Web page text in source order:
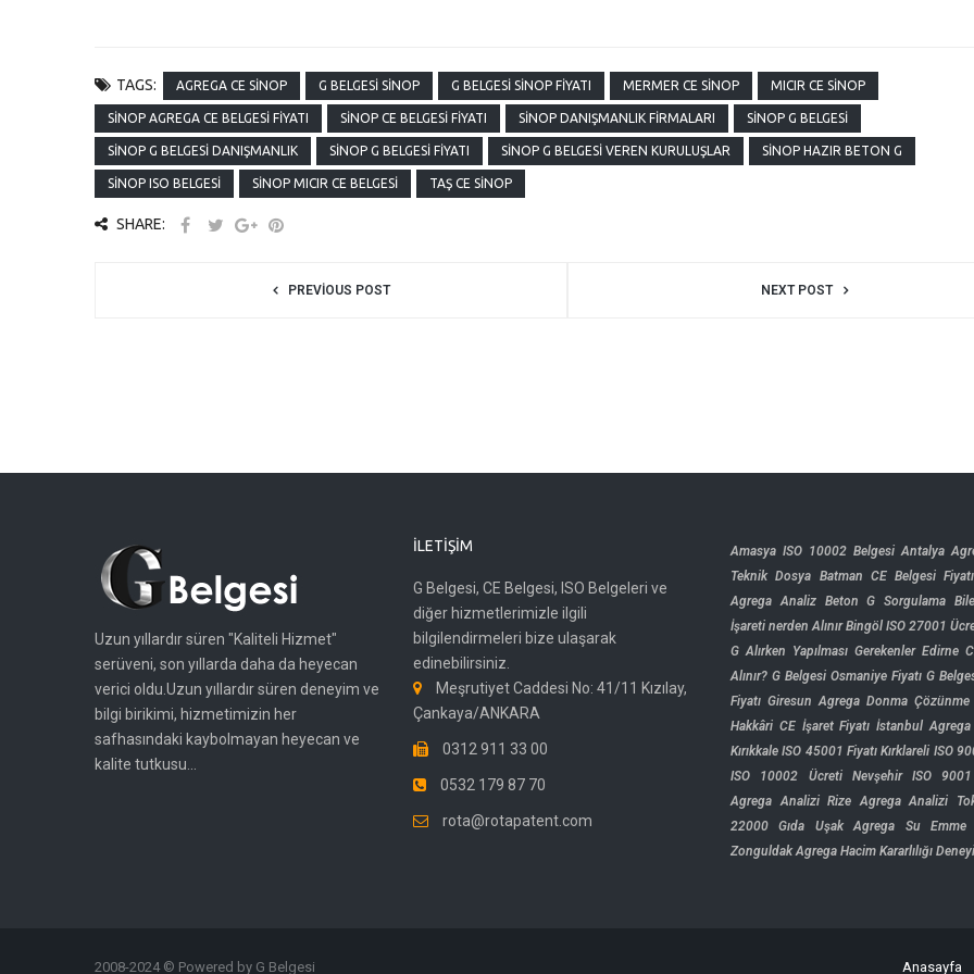
TAGS: AGREGA CE SINOP G BELGESI SINOP G BELGESI SINOP FIYATI MERMER CE SINOP MICIR CE SINOP
SINOP AGREGA CE BELGESI FIYATI SINOP CE BELGESI FIYATI SINOP DANIŞMANLIK FIRMALARI SINOP G BELGESI
SINOP G BELGESI DANIŞMANLIK SINOP G BELGESI FIYATI SINOP G BELGESI VEREN KURULUŞLAR SINOP HAZIR BETON G
SINOP ISO BELGESI SINOP MICIR CE BELGESI TAŞ CE SINOP
SHARE:
PREVIOUS POST NEXT POST
Uzun yıllardır süren "Kaliteli Hizmet"
serüveni, son yıllarda daha da heyecan
verici oldu.Uzun yıllardır süren deneyim ve
bilgi birikimi, hizmetimizin her
safhasındaki kaybolmayan heyecan ve
kalite tutkusu...
İLETIŞIM
G Belgesi, CE Belgesi, ISO Belgeleri ve
diğer hizmetlerimizle ilgili
bilgilendirmeleri bize ulaşarak
edinebilirsiniz.
Meşrutiyet Caddesi No: 41/11 Kızılay,
Çankaya/ANKARA
0312 911 33 00
0532 179 87 70
rota@rotapatent.com
Amasya ISO 10002 Belgesi Antalya
Teknik Dosya Batman CE Belgesi Fiyatı
Agrega Analiz Beton G Sorgulama
İşareti nerden Alınır Bingöl ISO 27001
G Alırken Yapılması Gerekenler Edirne
Alınır? G Belgesi Osmaniye Fiyatı G
Fiyatı Giresun Agrega Donma Çözünme
Hakkâri CE İşaret Fiyatı İstanbul
Kırıkkale ISO 45001 Fiyatı Kırklareli ISO
ISO 10002 Ücreti
Nevşehir ISO 9001
Agrega Analizi Rize Agrega Analizi
22000 Gıda
Uşak Agrega Su Emme
Zonguldak Agrega Hacim Kararlılığı Deneyi
2008-2024 © Powered by G Belgesi Anasayfa